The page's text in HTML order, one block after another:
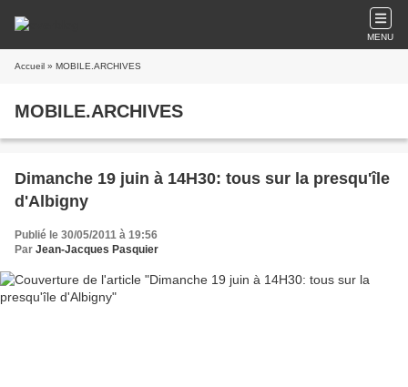
MENU
Accueil » MOBILE.ARCHIVES
MOBILE.ARCHIVES
Dimanche 19 juin à 14H30: tous sur la presqu'île
d'Albigny
Publié le 30/05/2011 à 19:56
Par Jean-Jacques Pasquier